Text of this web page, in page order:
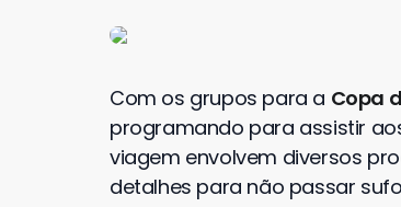
Com os grupos para a Copa
programando para assistir
viagem envolvem diversos
detalhes para não passar